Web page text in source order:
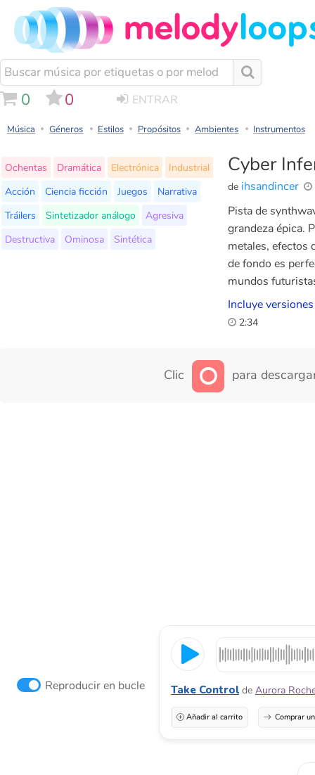
0 0 ENTRAR
Música Géneros Estilos Propósitos Ambientes Instrumentos
Cyber
de ihsandincer
Ochentas Dramática Electrónica
Industrial
Acción
Ciencia ficción Juegos
Narrativa
Tráilers
Sintetizador análogo
Agresiva
Destructiva
Ominosa Sintética
Pista de
grandeza épica.
metales, efectos
de fondo es
mundos
Incluye
2:34
Clic para
Reproducir en bucle Take Control de Aurora
Añadir al carrito Comprar